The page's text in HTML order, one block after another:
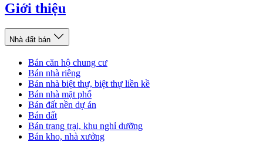
Giới thiệu
Nhà đất bán
Bán căn hộ chung cư
Bán nhà riêng
Bán nhà biệt thự, biệt thự liền kề
Bán nhà mặt phố
Bán đất nền dự án
Bán đất
Bán trang trại, khu nghỉ dưỡng
Bán kho, nhà xưởng